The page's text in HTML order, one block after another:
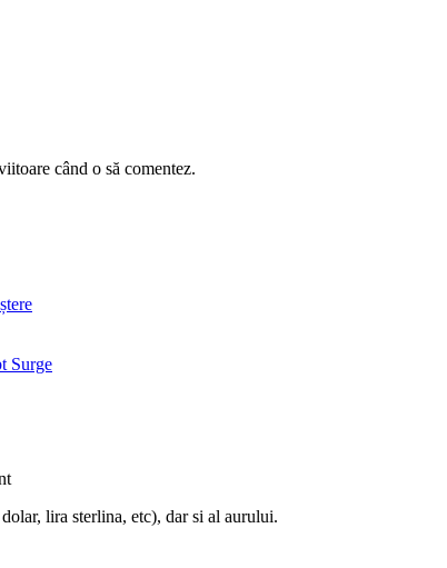
când o să comentez.
Surge
lira sterlina, etc), dar si al aurului.